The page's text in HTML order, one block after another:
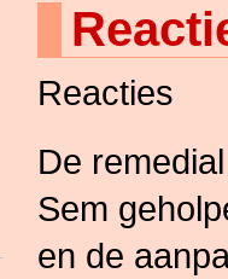
Reacties
De
Sem
en de